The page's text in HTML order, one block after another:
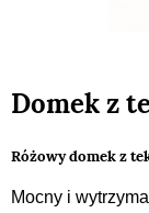
Domek z
Różowy domek z
Mocny i